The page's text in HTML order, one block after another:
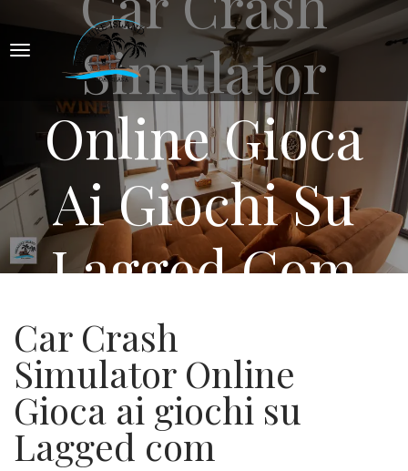
Simulator
Online Gioca
Ai Giochi Su
Lagged Com
Car Crash
Simulator Online
Gioca ai giochi su
Lagged com